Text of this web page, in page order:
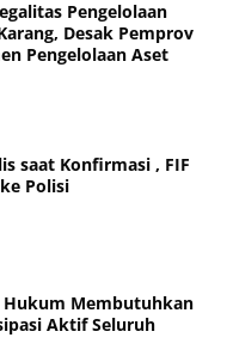
Pengelolaan
Desak Pemprov
Pengelolaan Aset
saat Konfirmasi , FIF
Polisi
Hukum Membutuhkan
Aktif Seluruh